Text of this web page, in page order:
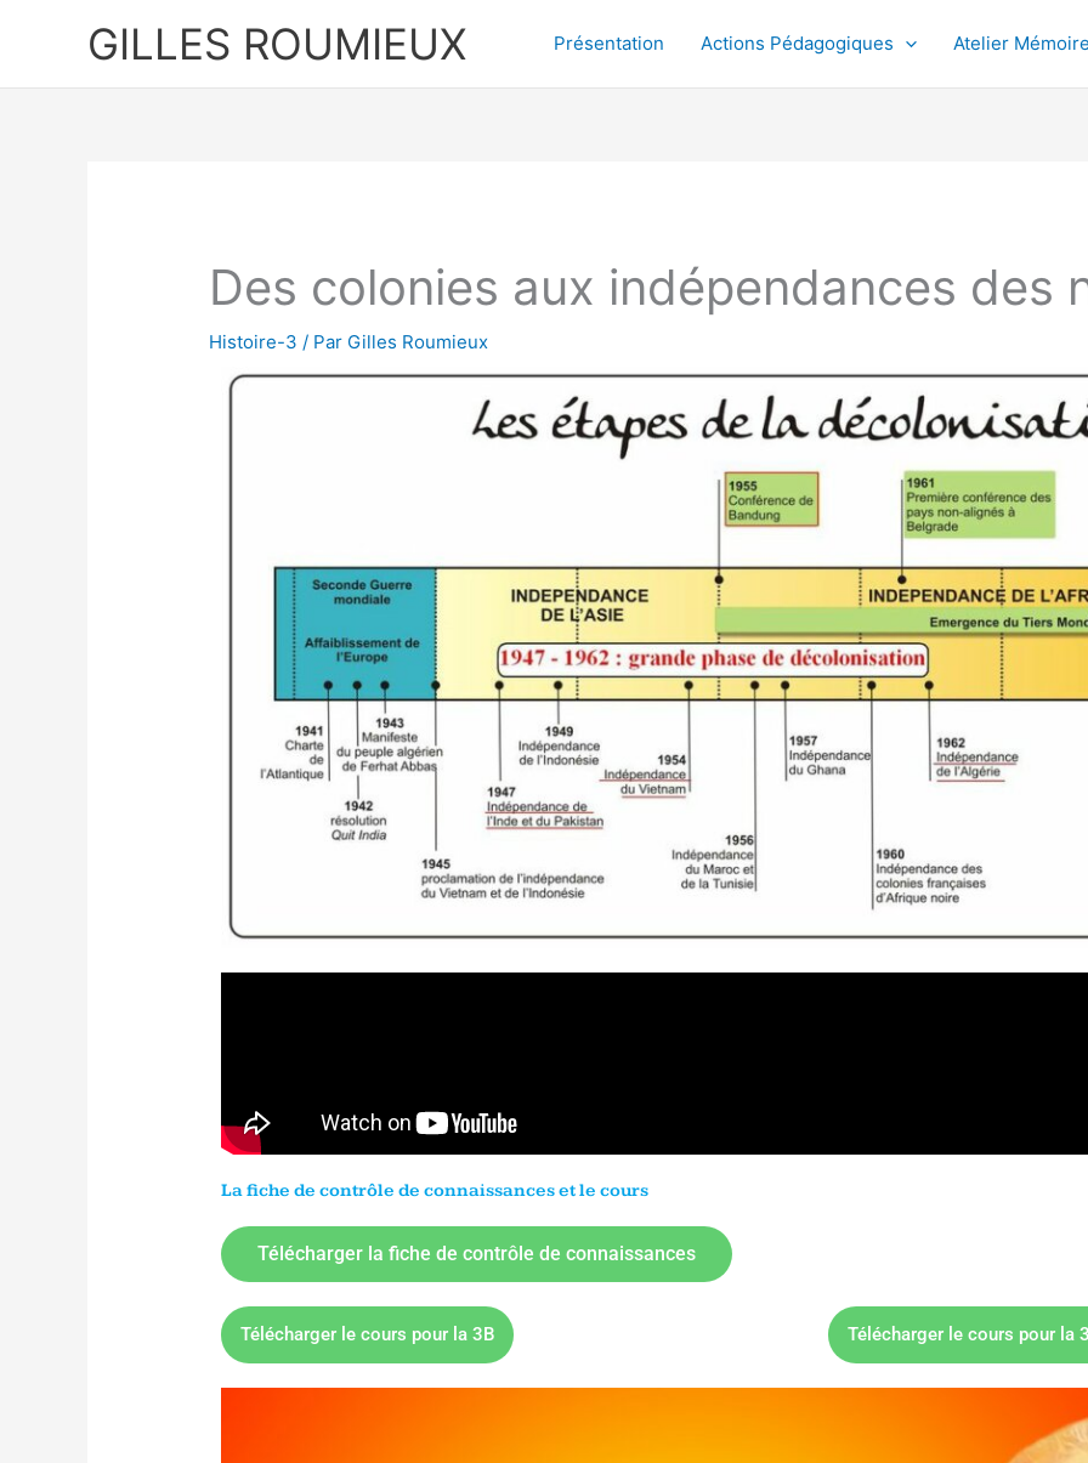
GILLES ROUMIEUX Présentation Actions Pédagogiques Atelier
Des colonies aux indépendances des
Histoire-3 / Par Gilles Roumieux
La fiche de contrôle de connaissances et le cours
Télécharger la fiche de contrôle de connaissances
Télécharger le cours pour la 3B Télécharger le cours pour la